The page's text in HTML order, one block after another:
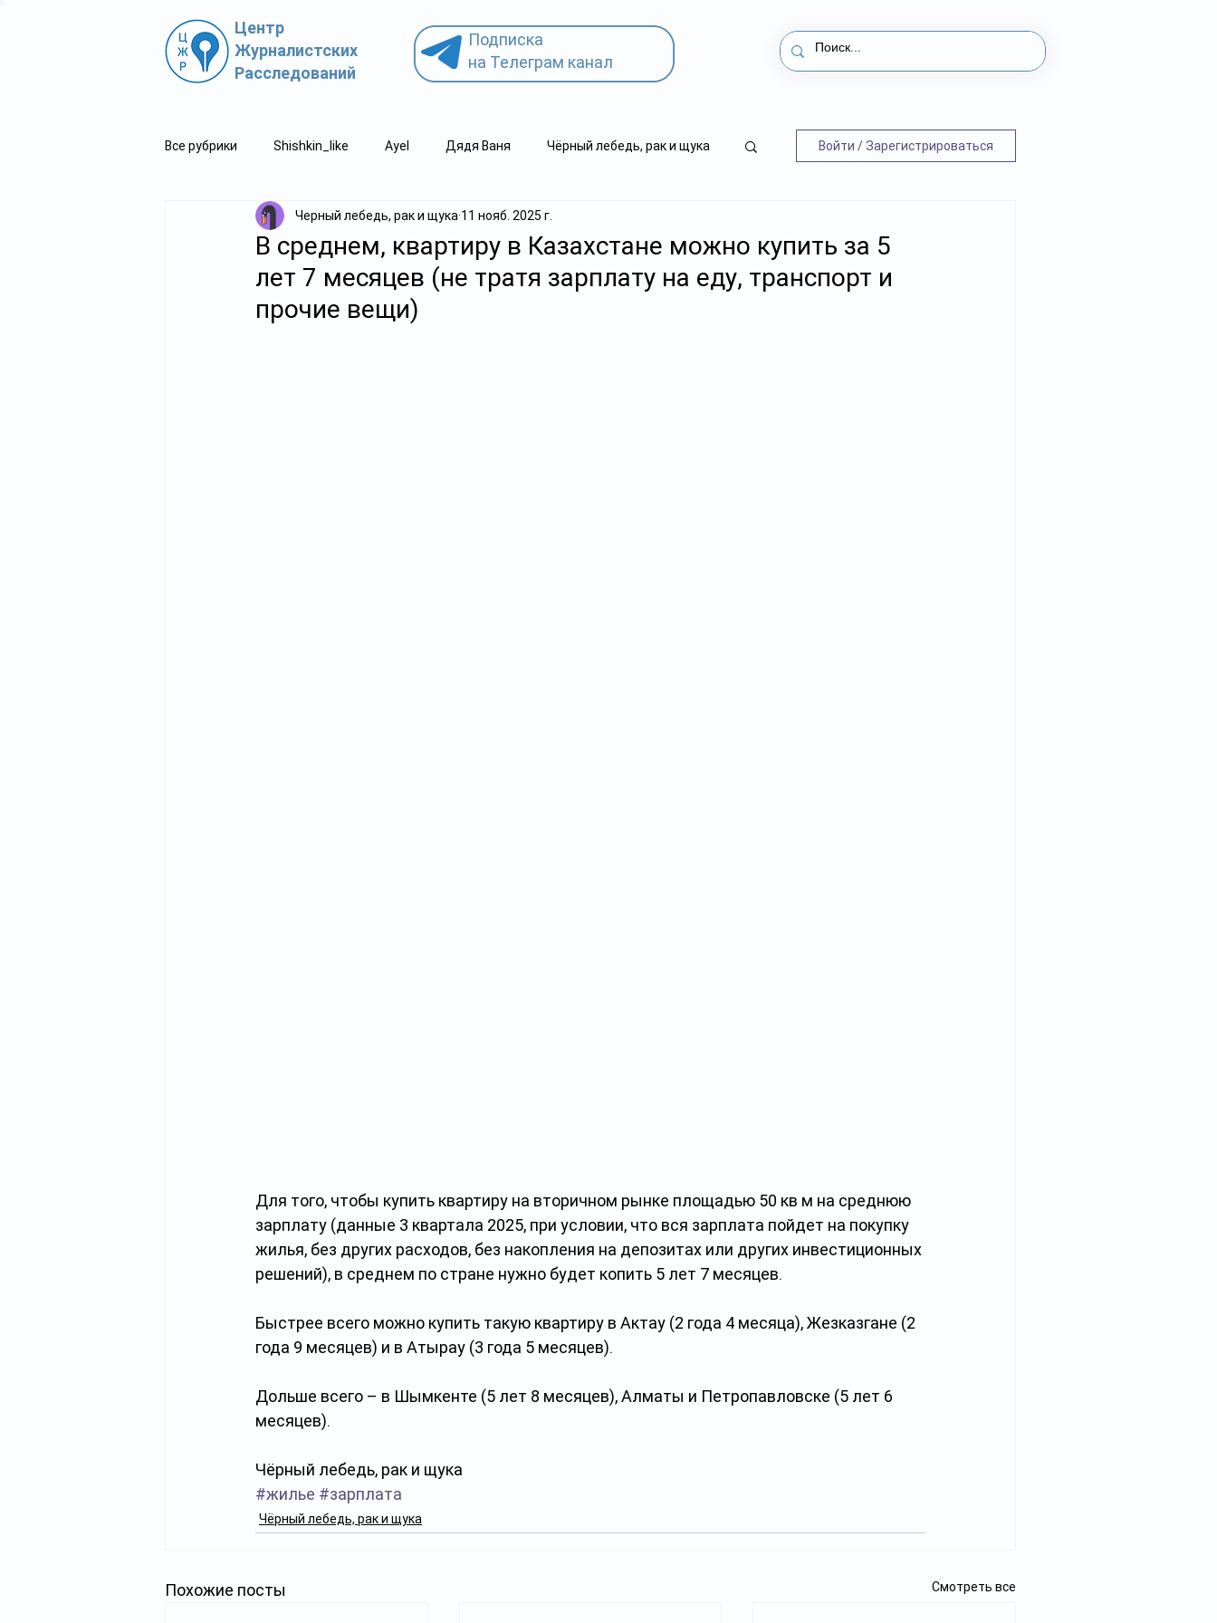
Центр
Журналистских
Расследований
Подписка
на Телеграм канал
Все рубрики Shishkin_like Ayel Дядя Ваня Чёрный лебедь, рак и щука
Политпросвет.kz Свидетель.kz детский суицид
Войти / Зарегистрироваться
В среднем, квартиру в Казахстане можно купить за 5
лет 7 месяцев (не тратя зарплату на еду, транспорт и
прочие вещи)
Черный лебедь, рак и щука 11 нояб. 2025 г.
Для того, чтобы купить квартиру на вторичном рынке площадью 50 кв м на среднюю
зарплату (данные 3 квартала 2025, при условии, что вся зарплата пойдет на покупку
жилья, без других расходов, без накопления на депозитах или других инвестиционных
решений), в среднем по стране нужно будет копить 5 лет 7 месяцев.
Быстрее всего можно купить такую квартиру в Актау (2 года 4 месяца), Жезказгане (2
года 9 месяцев) и в Атырау (3 года 5 месяцев).
Дольше всего – в Шымкенте (5 лет 8 месяцев), Алматы и Петропавловске (5 лет 6
месяцев).
Чёрный лебедь, рак и щука
#жилье #зарплата
Чёрный лебедь, рак и щука
Похожие посты Смотреть все